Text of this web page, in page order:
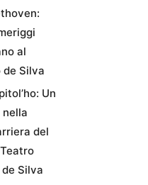
al
de Silva
Un
del
Silva